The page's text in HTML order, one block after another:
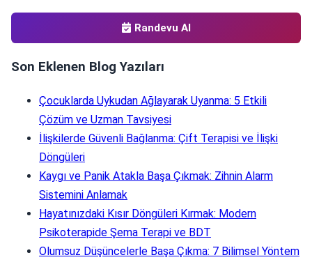
Randevu Al
Son Eklenen Blog Yazıları
Çocuklarda Uykudan Ağlayarak Uyanma: 5 Etkili
Çözüm ve Uzman Tavsiyesi
İlişkilerde Güvenli Bağlanma: Çift Terapisi ve İlişki
Döngüleri
Kaygı ve Panik Atakla Başa Çıkmak: Zihnin Alarm
Sistemini Anlamak
Hayatınızdaki Kısır Döngüleri Kırmak: Modern
Psikoterapide Şema Terapi ve BDT
Olumsuz Düşüncelerle Başa Çıkma: 7 Bilimsel Yöntem